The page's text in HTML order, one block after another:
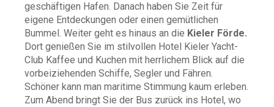
geschäftigen Hafen. Danach haben Sie Zeit für
eigene Entdeckungen oder einen gemütlichen
Bummel. Weiter geht es hinaus an die Kieler Förde.
Dort genießen Sie im stilvollen Hotel Kieler Yacht-
Club Kaffee und Kuchen mit herrlichem Blick auf die
vorbeiziehenden Schiffe, Segler und Fähren.
Schöner kann man maritime Stimmung kaum erleben.
Zum Abend bringt Sie der Bus zurück ins Hotel, wo